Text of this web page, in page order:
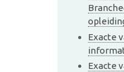
Exacte
Exacte